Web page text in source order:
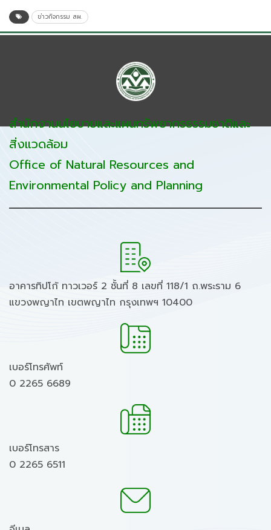
ข่าวกิจกรรม สผ.
สำนักงานนโยบายและแผนทรัพยากรธรรมชาติและ
สิ่งแวดล้อม
Office of Natural Resources and
Environmental Policy and Planning
อาคารทิปโก้ ทาวเวอร์ 2 ชั้นที่ 8 เลขที่ 118/1 ถ.พระราม 6
แขวงพญาไท เขตพญาไท กรุงเทพฯ 10400
เบอร์โทรศัพท์
0 2265 6689
เบอร์โทรสาร
0 2265 6511